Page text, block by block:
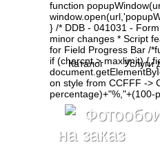
function
} /* DDB - 041031 -
minor changes * Script
for Field Progress Bar /
if (charcnt > maxlimit) {
on style from CCFFF ->
percentage)+"%,"+(100-
на заказ
Каталог Услуги